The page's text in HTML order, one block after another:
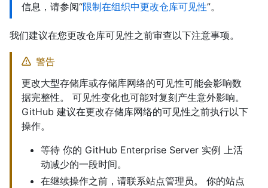
信息，请参阅“限制在组织中更改仓库可见性”。
我们建议在您更改仓库可见性之前审查以下注意事项。
警告
更改大型存储库或存储库网络的可见性可能会影响数
据完整性。 可见性变化也可能对复刻产生意外影响。
GitHub 建议在更改存储库网络的可见性之前执行以下
操作。
等待 你的 GitHub Enterprise Server 实例 上活
动减少的一段时间。
在继续操作之前，请联系站点管理员。 你的站点